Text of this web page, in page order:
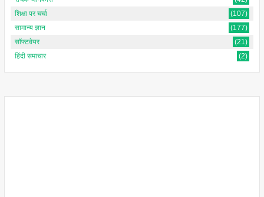
शिक्षा पर चर्चा
(107)
सामान्य ज्ञान
(177)
सॉफ्टवेयर
(21)
हिंदी समाचार
(2)